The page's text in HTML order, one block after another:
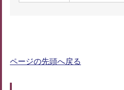
ページの先頭へ戻る